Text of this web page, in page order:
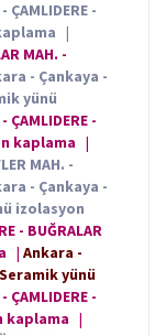
-
|
MAH. -
- Çankaya -
yünü
-
kaplama |
MAH. -
- Çankaya -
izolasyon
- BUĞRALAR
| Ankara -
Seramik yünü
-
kaplama |